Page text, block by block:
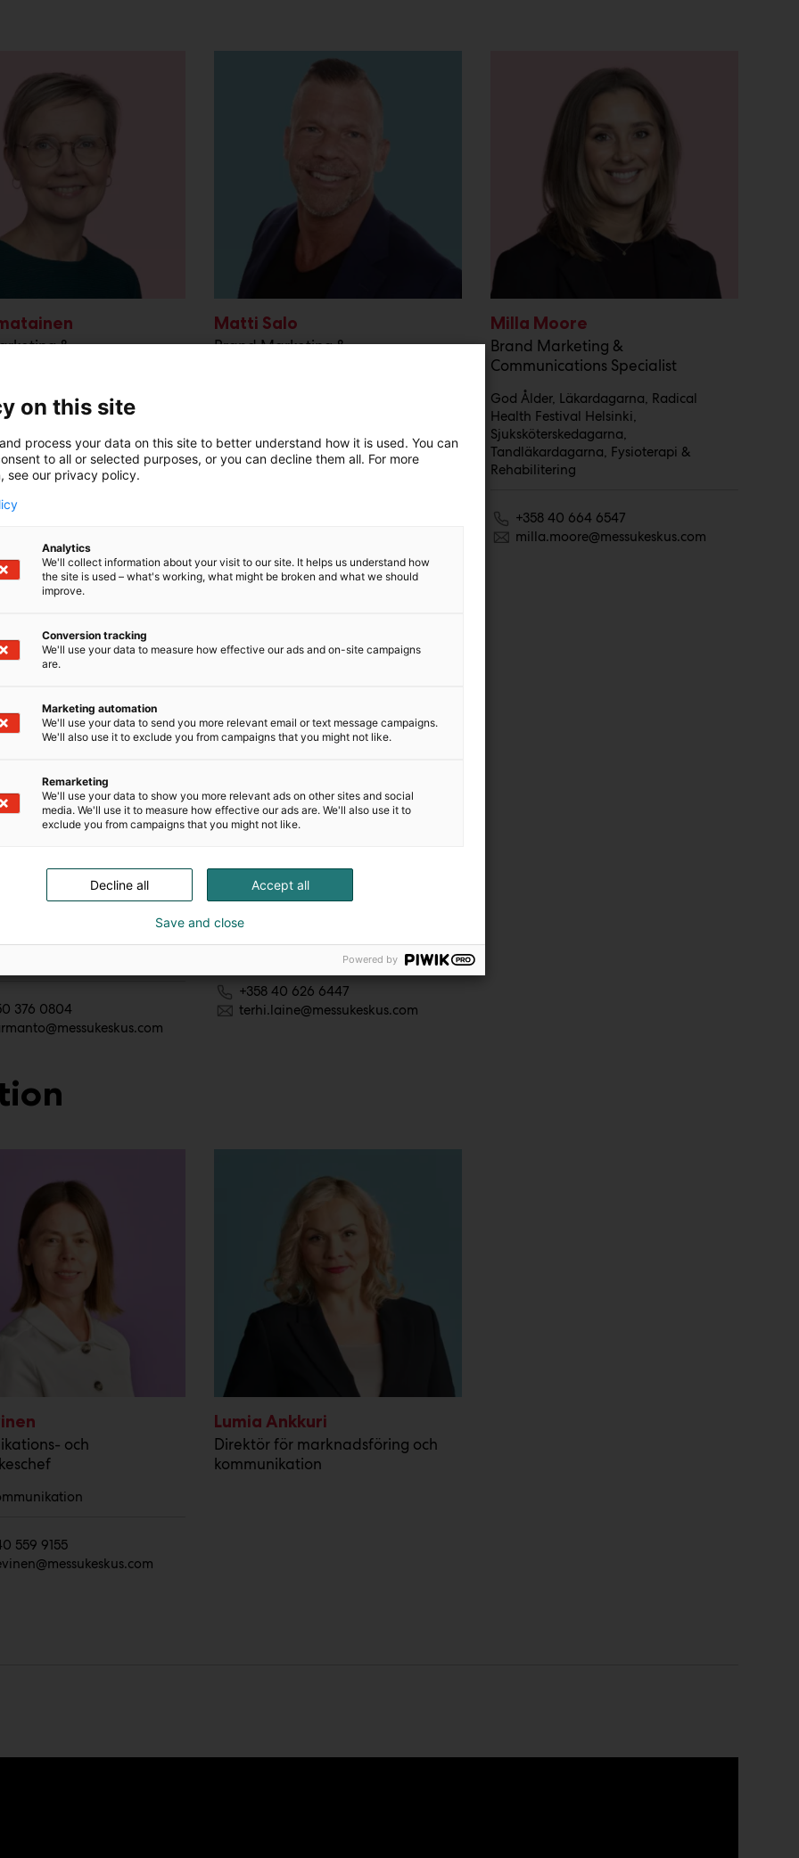
&
Specialist
589 0115
Matti Salo
Brand Marketing &
+358 40 621 7092
Milla Moore
Brand Marketing &
Communications Specialist
God Ålder, Läkardagarna, Radical
Health Festival Helsinki,
Sjuksköterskedagarna,
Tandläkardagarna, Fysioterapi &
Rehabilitering
+358 40 664 6547
milla.moore@messukeskus.com
bokmässa, Mat, Vene Båt,
376 0804
Terhi Laine
Brand Marketing &
I love me, Resemässan
+358 40 626 6447
terhi.laine@messukeskus.com
och
559 9155
Lumia Ankkuri
Direktör för marknadsföring och
kommunikation
on this site
process your data on this site to better understand how it is used. You can
to all or selected purposes, or you can decline them all. For more
see our privacy policy.
Analytics
We'll collect information about your visit to our site. It helps us understand how
the site is used – what's working, what might be broken and what we should
improve.
Conversion tracking
We'll use your data to measure how effective our ads and on-site campaigns
are.
Marketing automation
We'll use your data to send you more relevant email or text message campaigns.
We'll also use it to exclude you from campaigns that you might not like.
Remarketing
We'll use your data to show you more relevant ads on other sites and social
media. We'll use it to measure how effective our ads are. We'll also use it to
exclude you from campaigns that you might not like.
Accept all
Decline all
Save and close
Powered by